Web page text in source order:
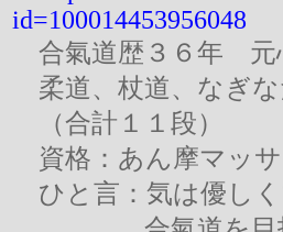
id=100014453956048
合氣道歴３６年 元
柔道、杖道、なぎな
（合計１１段）
資格： あん摩マッ
ひと言：気は優し